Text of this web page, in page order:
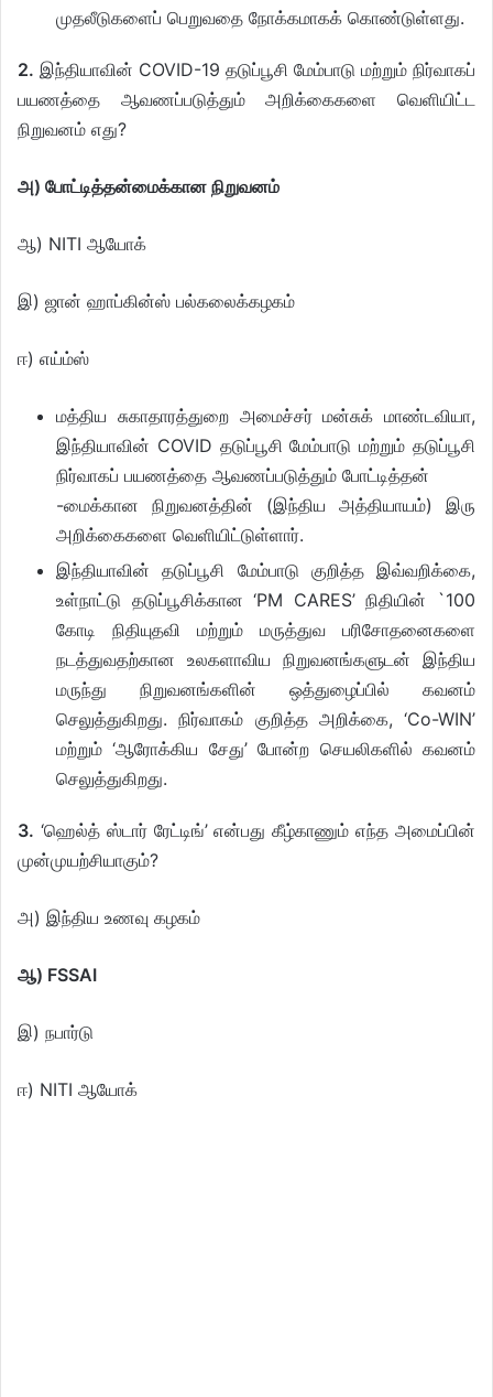
முதலீடுகளைப் பெறுவதை நோக்கமாகக் கொண்டுள்ளது.
2. இந்தியாவின் COVID-19 தடுப்பூசி மேம்பாடு மற்றும் நிர்வாகப்
பயணத்தை ஆவணப்படுத்தும் அறிக்கைகளை வெளியிட்ட
நிறுவனம் எது?
அ) போட்டித்தன்மைக்கான நிறுவனம்
ஆ) NITI ஆயோக்
இ) ஜான் ஹாப்கின்ஸ் பல்கலைக்கழகம்
ஈ) எய்ம்ஸ்
மத்திய சுகாதாரத்துறை அமைச்சர் மன்சுக் மாண்டவியா,
இந்தியாவின் COVID தடுப்பூசி மேம்பாடு மற்றும் தடுப்பூசி
நிர்வாகப் பயணத்தை ஆவணப்படுத்தும் போட்டித்தன்
-மைக்கான நிறுவனத்தின் (இந்திய அத்தியாயம்) இரு
அறிக்கைகளை வெளியிட்டுள்ளார்.
இந்தியாவின் தடுப்பூசி மேம்பாடு குறித்த இவ்வறிக்கை,
உள்நாட்டு தடுப்பூசிக்கான ‘PM CARES’ நிதியின் `100
கோடி நிதியுதவி மற்றும் மருத்துவ பரிசோதனைகளை
நடத்துவதற்கான உலகளாவிய நிறுவனங்களுடன் இந்திய
மருந்து நிறுவனங்களின் ஒத்துழைப்பில் கவனம்
செலுத்துகிறது. நிர்வாகம் குறித்த அறிக்கை, ‘Co-WIN’
மற்றும் ‘ஆரோக்கிய சேது’ போன்ற செயலிகளில் கவனம்
செலுத்துகிறது.
3. ‘ஹெல்த் ஸ்டார் ரேட்டிங்’ என்பது கீழ்காணும் எந்த அமைப்பின்
முன்முயற்சியாகும்?
அ) இந்திய உணவு கழகம்
ஆ) FSSAI
இ) நபார்டு
ஈ) NITI ஆயோக்